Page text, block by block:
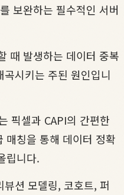
보완하는 필수적인 서버
때 발생하는 데이터 중복
시키는 주된 원인입니
픽셀과 CAPI의 간편한
매칭을 통해 데이터 정확
립니다.
션 모델링, 코호트, 퍼